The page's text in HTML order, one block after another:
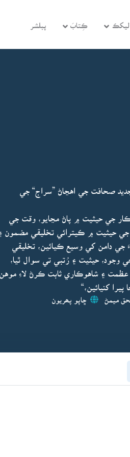
ليکڪ ڪِتابَ پبلشر
جديد صحافت جي اهڃاڻ ”سراج“ جي
جي حيثيت ۾ پاڻ مڃايو، وقت جي
حيثيت ۾ ڪيترائي تخليقي مضمون ۽
جي دامن کي وسيع ڪيائين، تخليقي
وجود، حيثيت ۽ رُتبي تي سوال ٿيا،
عظمت ۽ شاهوڪاري ثابت ڪرڻ لاءِ موهن
کنيائين،“
ميمڻ ڇاپو پھريون